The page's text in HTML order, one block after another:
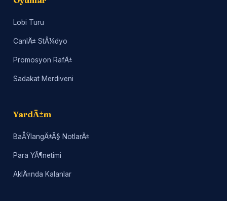
Lobi Turu
CanlÄ± StÃ¼dyo
Promosyon RafÄ±
Sadakat Merdiveni
YardÄ±m
BaÅŸlangÄ±Ã§ NotlarÄ±
Para YÃ¶netimi
AklÄ±nda Kalanlar